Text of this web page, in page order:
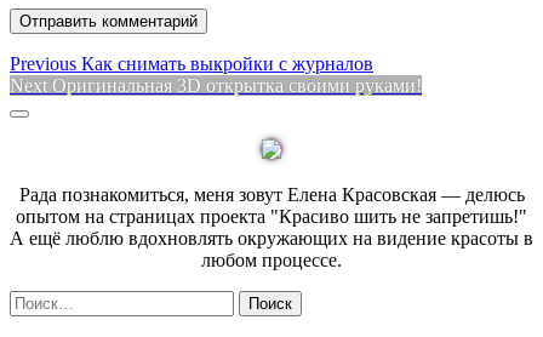
Навигация
по
Previous Previous
post:
Как снимать выкройки с журналов
Next Next
Оригинальная 3D открытка своими руками!
Sidebar
Рада познакомиться, меня зовут Елена Красовская — делюсь
опытом на страницах проекта "Красиво шить не запретишь!"
А ещё люблю вдохновлять окружающих на видение красоты в
любом процессе.
Найти: